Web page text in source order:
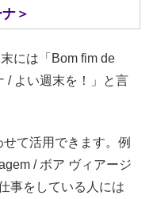
＞
には「Bom fim de
/ よい週末を！」と言
て活用できます。例
/ ボア ヴィアージ
事をしている人には